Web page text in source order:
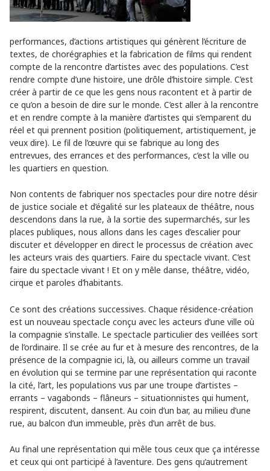
performances, d’actions artistiques qui génèrent l’écriture de
textes, de chorégraphies et la fabrication de films qui rendent
compte de la rencontre d’artistes avec des populations. C’est
rendre compte d’une histoire, une drôle d’histoire simple. C’est
créer à partir de ce que les gens nous racontent et à partir de
ce qu’on a besoin de dire sur le monde. C’est aller à la rencontre
et en rendre compte à la manière d’artistes qui s’emparent du
réel et qui prennent position (politiquement, artistiquement, je
veux dire). Le fil de l’œuvre qui se fabrique au long des
entrevues, des errances et des performances, c’est la ville ou
les quartiers en question.
Non contents de fabriquer nos spectacles pour dire notre désir
de justice sociale et d’égalité sur les plateaux de théâtre, nous
descendons dans la rue, à la sortie des supermarchés, sur les
places publiques, nous allons dans les cages d’escalier pour
discuter et développer en direct le processus de création avec
les acteurs vrais des quartiers. Faire du spectacle vivant. C’est
faire du spectacle vivant ! Et on y mêle danse, théâtre, vidéo,
cirque et paroles d’habitants.
Ce sont des créations successives. Chaque résidence-création
est un nouveau spectacle conçu avec les acteurs d’une ville où
la compagnie s’installe. Le spectacle particulier des veillées sort
de l’ordinaire. Il se crée au fur et à mesure des rencontres, de la
présence de la compagnie ici, là, ou ailleurs comme un travail
en évolution qui se termine par une représentation qui raconte
la cité, l’art, les populations vus par une troupe d’artistes –
errants – vagabonds – flâneurs – situationnistes qui hument,
respirent, discutent, dansent. Au coin d’un bar, au milieu d’une
rue, au balcon d’un immeuble, près d’un arrêt de bus.
Au final une représentation qui mêle tous ceux que ça intéresse
et ceux qui ont participé à l’aventure. Des gens qu’autrement